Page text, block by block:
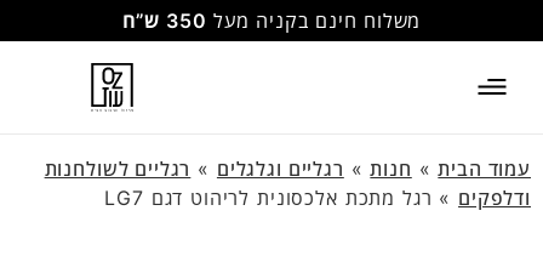
משלוח חינם בקניה מעל 350 ש”ח
עמוד הבית» חנות» רגליים וגלגלים » רגליים לשולחנות
ודלפקים » רגל מתכת אלכסונית לריהוט דגם LG7